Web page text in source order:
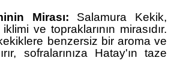
Mirası: Salamura Kekik,
ve topraklarının mirasıdır.
benzersiz bir aroma ve
sofralarınıza Hatay'ın taze